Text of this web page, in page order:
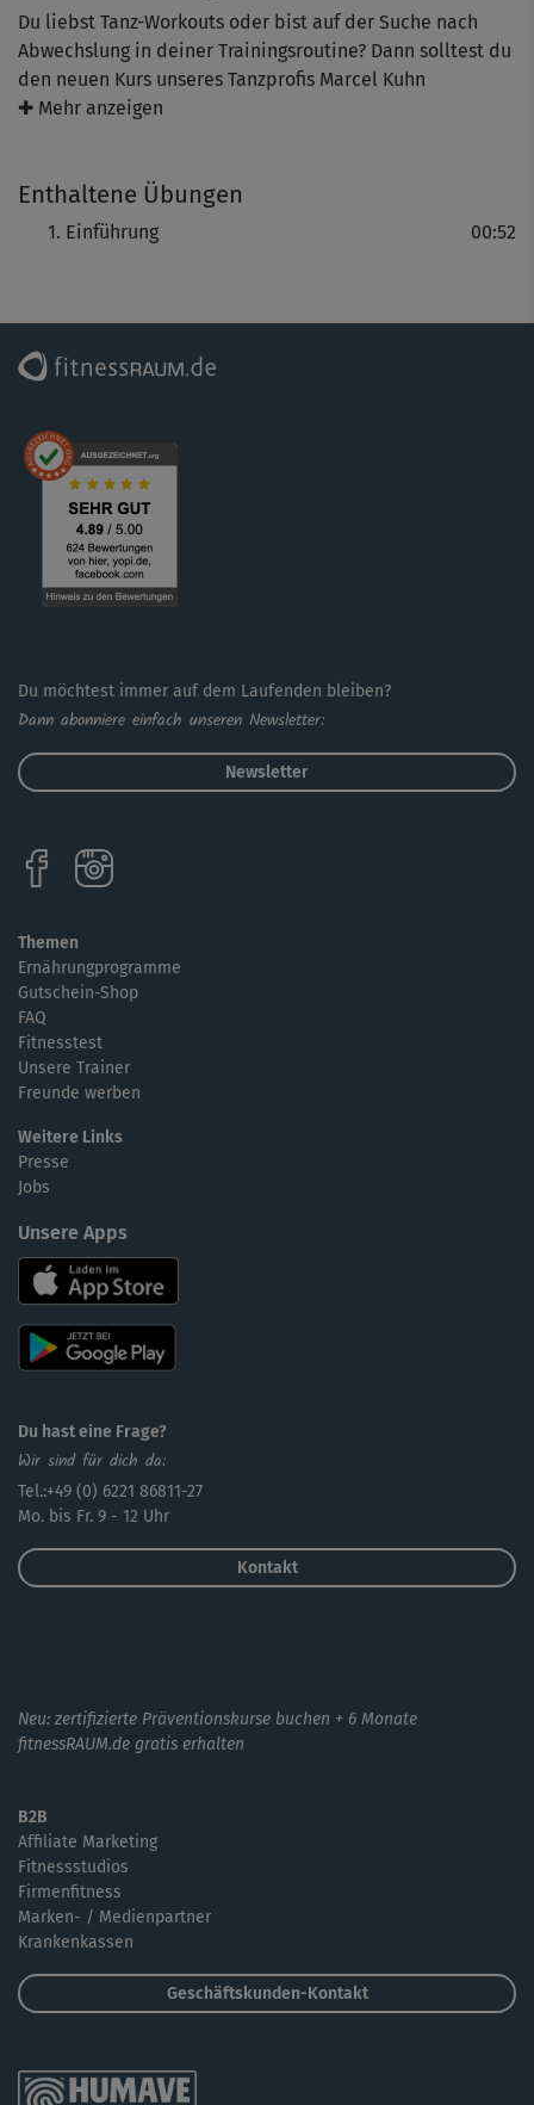
Du liebst Tanz-Workouts oder bist auf der Suche nach
Abwechslung in deiner Trainingsroutine? Dann solltest du
den neuen Kurs unseres Tanzprofis Marcel Kuhn
ausprobieren! “AeroDance” ist perfekt für deine
So geht's: Starte mit dem Warm-up, lerne die Choreo, gib
gemeinsam mit Marcel alles und belohne deinen Körper
✚ Mehr anzeigen
Enthaltene Übungen
Einführung 00:52
Du möchtest immer auf dem Laufenden bleiben?
Dann abonniere einfach unseren Newsletter:
Newsletter
Themen
Ernährungprogramme
Gutschein-Shop
FAQ
Fitnesstest
Unsere Trainer
Freunde werben
Weitere Links
Presse
Jobs
Unsere Apps
Du hast eine Frage?
Wir sind für dich da:
Tel.:+49 (0) 6221 86811-27
Mo. bis Fr. 9 - 12 Uhr
Kontakt
Neu: zertifizierte Präventionskurse buchen + 6 Monate
fitnessRAUM.de gratis erhalten
B2B
Affiliate Marketing
Fitnessstudios
Firmenfitness
Marken- / Medienpartner
Krankenkassen
Geschäftskunden-Kontakt